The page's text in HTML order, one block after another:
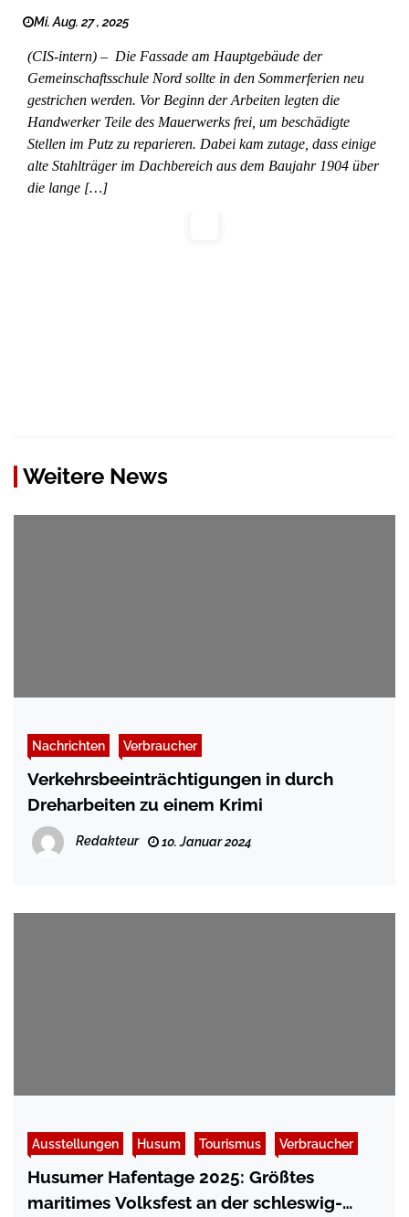
Mi. Aug. 27 , 2025
(CIS-intern) – Die Fassade am Hauptgebäude der
Gemeinschaftsschule Nord sollte in den Sommerferien neu
gestrichen werden. Vor Beginn der Arbeiten legten die
Handwerker Teile des Mauerwerks frei, um beschädigte
Stellen im Putz zu reparieren. Dabei kam zutage, dass einige
alte Stahlträger im Dachbereich aus dem Baujahr 1904 über
die lange […]
Weitere News
Nachrichten Verbraucher
Verkehrsbeeinträchtigungen in durch
Dreharbeiten zu einem Krimi
Redakteur 10. Januar 2024
Ausstellungen Husum Tourismus Verbraucher
Husumer Hafentage 2025: Größtes
maritimes Volksfest an der schleswig-